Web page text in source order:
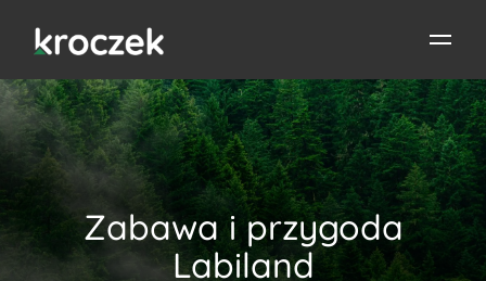
Zabawa i przygoda
Labiland